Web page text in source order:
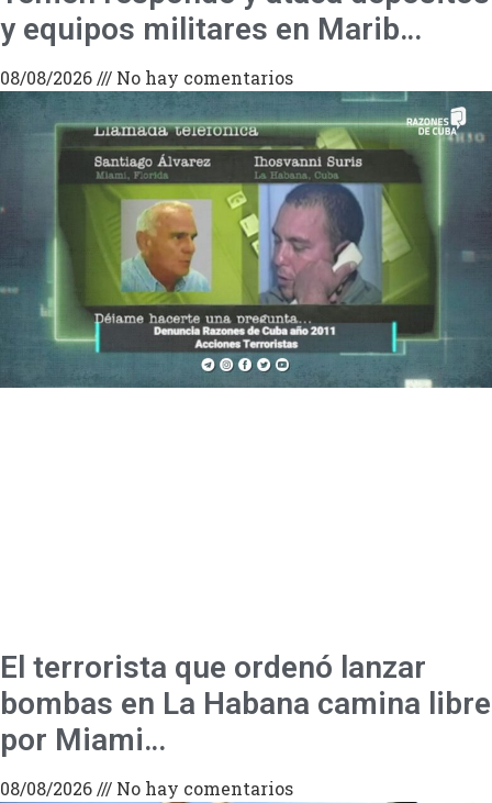
y equipos militares en Marib…
08/08/2026 No hay comentarios
El terrorista que ordenó lanzar
bombas en La Habana camina libre
por Miami…
08/08/2026 No hay comentarios